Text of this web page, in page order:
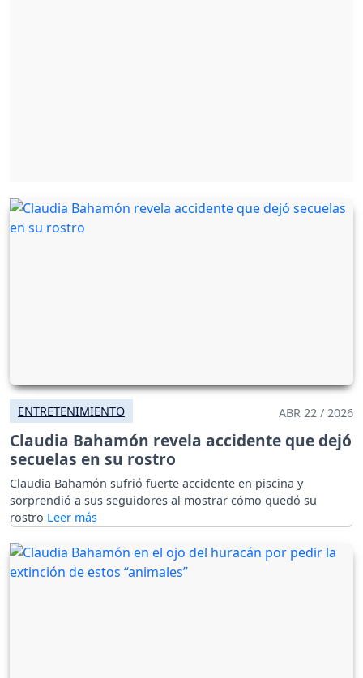
ENTRETENIMIENTO ABR 22 / 2026
Claudia Bahamón revela accidente que dejó
secuelas en su rostro
Claudia Bahamón sufrió fuerte accidente en piscina y
sorprendió a sus seguidores al mostrar cómo quedó su
rostro